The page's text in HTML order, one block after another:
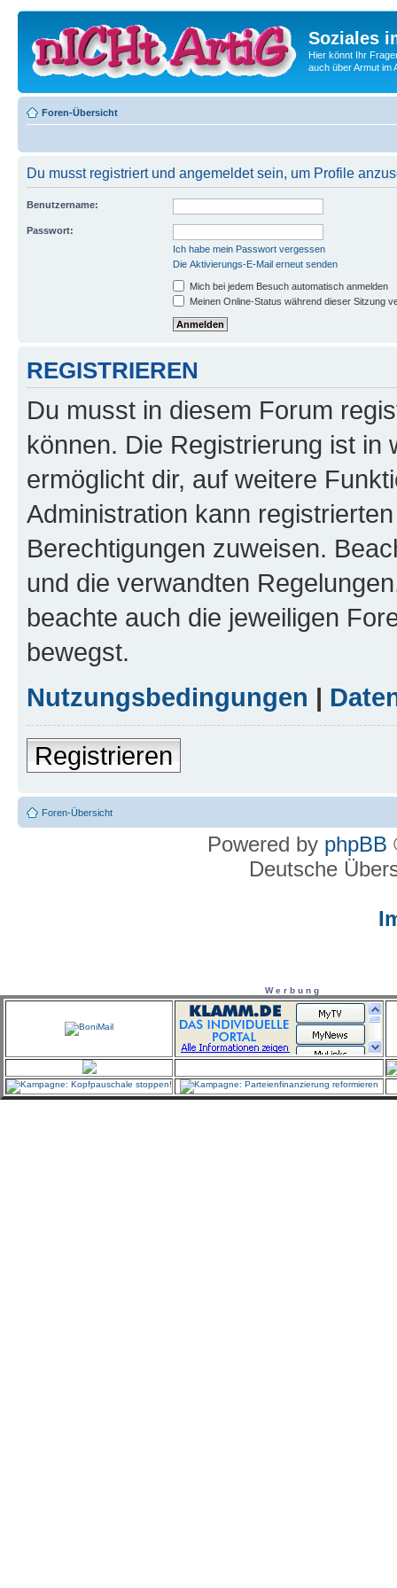
Soziales
Hier könnt Ihr
auch über Armut im
Foren-Übersicht
Du musst registriert und angemeldet sein, um Profile
Benutzername:
Passwort:
Ich habe mein Passwort vergessen
Die Aktivierungs-E-Mail erneut senden
Mich bei jedem Besuch automatisch anmelden
Meinen Online-Status während dieser Sitzung
REGISTRIEREN
Du musst in diesem Forum
können. Die Registrierung ist in
ermöglicht dir, auf weitere
Administration kann
Berechtigungen zuweisen.
und die verwandten
beachte auch die jeweiligen
bewegst.
Nutzungsbedingungen |
Registrieren
Foren-Übersicht
Powered by phpBB
Deutsche
W e r b u n g